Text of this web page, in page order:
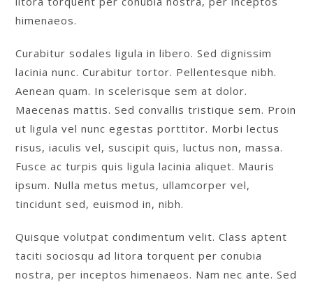
himenaeos.
Curabitur sodales ligula in libero. Sed dignissim
lacinia nunc. Curabitur tortor. Pellentesque nibh.
Aenean quam. In scelerisque sem at dolor.
Maecenas mattis. Sed convallis tristique sem. Proin
ut ligula vel nunc egestas porttitor. Morbi lectus
risus, iaculis vel, suscipit quis, luctus non, massa.
Fusce ac turpis quis ligula lacinia aliquet. Mauris
ipsum. Nulla metus metus, ullamcorper vel,
tincidunt sed, euismod in, nibh.
Quisque volutpat condimentum velit. Class aptent
taciti sociosqu ad litora torquent per conubia
nostra, per inceptos himenaeos. Nam nec ante. Sed